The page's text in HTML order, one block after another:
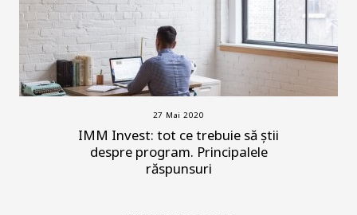
27 Mai 2020
IMM Invest: tot ce trebuie să știi
despre program. Principalele
răspunsuri